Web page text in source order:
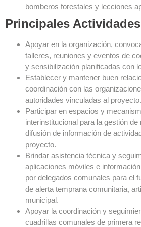
bomberos forestales y lecciones
Principales Actividades
Apoyar en la organización,
talleres, reuniones y eventos de
y sensibilización planificadas con
Establecer y mantener buen
coordinación con las
autoridades vinculadas al proyecto.
Participar en espacios y
interinstitucional para la gestión
difusión de información de
proyecto.
Brindar asistencia técnica y
aplicaciones móviles e
por delegados comunales para el
de alerta temprana comunitaria,
municipal.
Apoyar la coordinación y
cuadrillas comunales de primera